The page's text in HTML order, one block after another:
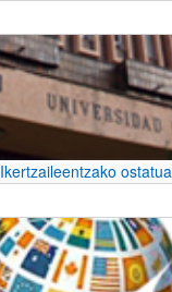
Ikertzaileentzako ostatua